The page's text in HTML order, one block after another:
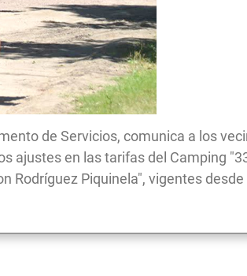
de Servicios, comunica a los
ajustes en las tarifas del Camping
Rodríguez Piquinela", vigentes desde